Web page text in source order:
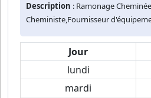
Description : Ramonage
Cheministe,Fournisseur
Jour
lundi
mardi